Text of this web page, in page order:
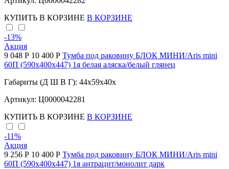
КУПИТЬ В КОРЗИНЕ В КОРЗИНЕ
-13%
Акция
9 048 Р 10 400 Р Тумба под раковину БЛОК МИНИ/Aris mini
60П (590х400х447) 1я белая аляска/белый глянец
Габариты (Д Ш В Г): 44x59x40x
Артикул: Ц0000042281
КУПИТЬ В КОРЗИНЕ В КОРЗИНЕ
-11%
Акция
9 256 Р 10 400 Р Тумба под раковину БЛОК МИНИ/Aris mini
60П (590х400х447) 1я антрацит/монолит дарк